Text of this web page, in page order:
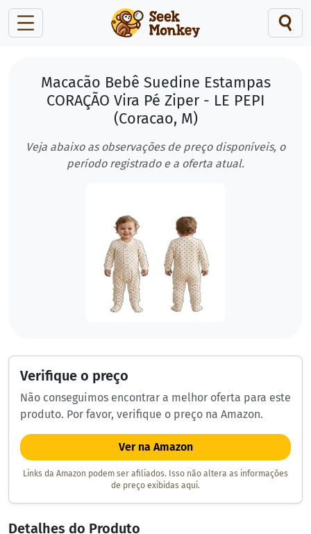
Macacão Bebê Suedine Estampas
CORAÇÃO Vira Pé Ziper - LE PEPI
(Coracao, M)
Veja abaixo as observações de preço disponíveis, o
período registrado e a oferta atual.
Verifique o preço
Não conseguimos encontrar a melhor oferta para este
produto. Por favor, verifique o preço na Amazon.
Ver na Amazon
Links da Amazon podem ser afiliados. Isso não altera as informações
de preço exibidas aqui.
Detalhes do Produto